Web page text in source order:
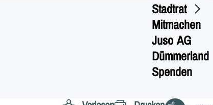
Stadtrat
Mitmachen
Juso AG
Dümmerland
Spenden